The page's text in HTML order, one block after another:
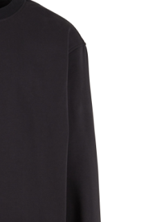
byla:
739 Kč.